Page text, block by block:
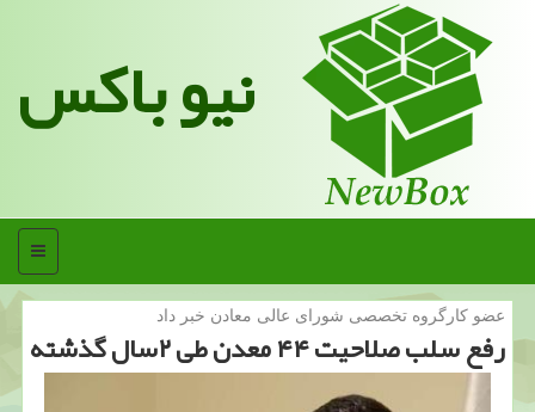
نیو باکس
منو
عضو كارگروه تخصصی شورای عالی معادن خبر داد
رفع سلب صلاحیت ۴۴ معدن طی ۲سال گذشته